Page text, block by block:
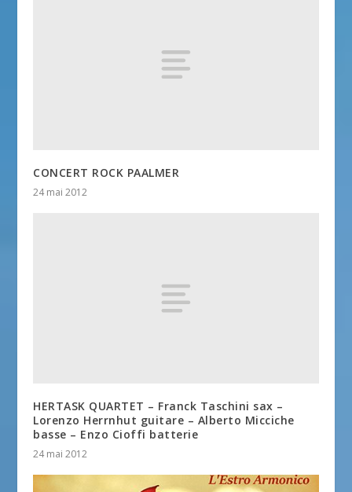
CONCERT ROCK PAALMER
24 mai 2012
HERTASK QUARTET – Franck Taschini sax –
Lorenzo Herrnhut guitare – Alberto Micciche
basse – Enzo Cioffi batterie
24 mai 2012